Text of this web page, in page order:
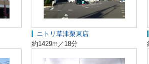
ニトリ草津栗東店
約1429m／18分